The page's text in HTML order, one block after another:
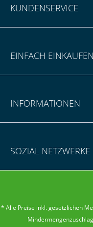
KUNDENSERVICE
EINFACH EINKAUFEN
INFORMATIONEN
SOZIAL NETZWERKE
* Alle Preise inkl. gesetzlichen
Mindermengenzuschlag